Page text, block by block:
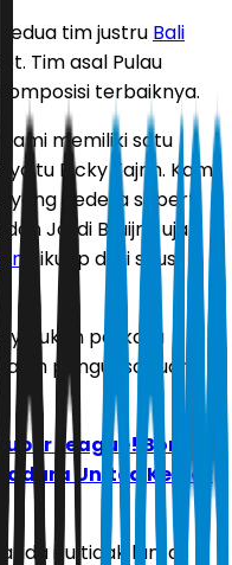
tim justru Bali
Tim asal Pulau
terbaiknya.
memiliki satu
Ricky Fajrin. Kami
yang cedera seperti
Jordi Bruijn,” ujar
dikutip dari situs
bukan perkara
penguasa ruang
League! Borneo
United Keluar
itu tidak lantas